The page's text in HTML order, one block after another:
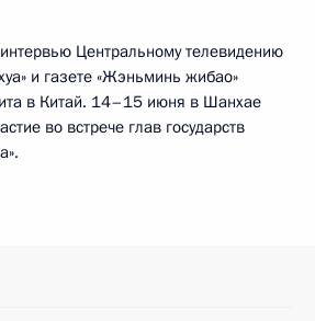
Центральному телевидению
и газете «Жэньминь жибао»
в Китай. 14–15 июня в Шанхае
во встрече глав государств